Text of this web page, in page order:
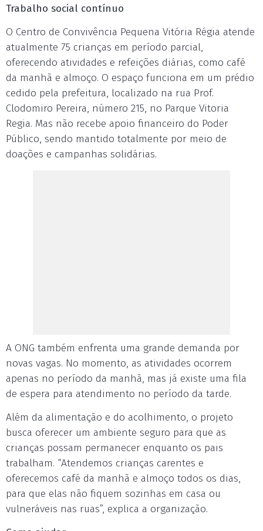
Trabalho social contínuo
O Centro de Convivência Pequena Vitória Régia atende
atualmente 75 crianças em período parcial,
oferecendo atividades e refeições diárias, como café
da manhã e almoço. O espaço funciona em um prédio
cedido pela prefeitura, localizado na rua Prof.
Clodomiro Pereira, número 215, no Parque Vitoria
Regia. Mas não recebe apoio financeiro do Poder
Público, sendo mantido totalmente por meio de
doações e campanhas solidárias.
A ONG também enfrenta uma grande demanda por
novas vagas. No momento, as atividades ocorrem
apenas no período da manhã, mas já existe uma fila
de espera para atendimento no período da tarde.
Além da alimentação e do acolhimento, o projeto
busca oferecer um ambiente seguro para que as
crianças possam permanecer enquanto os pais
trabalham. “Atendemos crianças carentes e
oferecemos café da manhã e almoço todos os dias,
para que elas não fiquem sozinhas em casa ou
vulneráveis nas ruas”, explica a organização.